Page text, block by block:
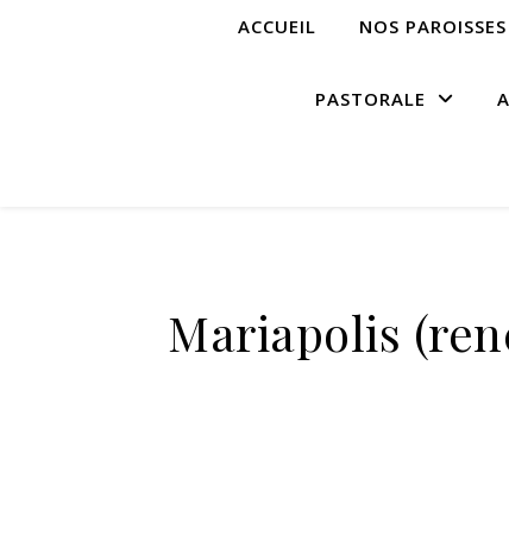
ACCUEIL NOS PAROISSES
PASTORALE
Mariapolis